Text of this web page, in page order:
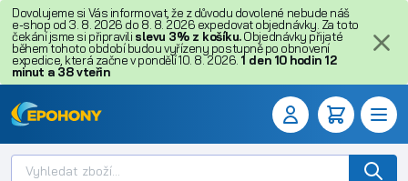
Dovolujeme si Vás informovat, že z důvodu dovolené nebude náš
e-shop od 3. 8. 2026 do 8. 8. 2026 expedovat objednávky. Za toto
čekání jsme si připravili slevu 3% z košíku.Objednávky přijaté
během tohoto období budou vyřízeny postupně po obnovení
expedice, která začne v pondělí 10. 8. 2026. 1 den 10 hodin 12
minut a 37 vteřin